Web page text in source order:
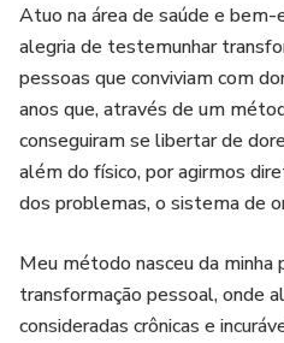
Atuo na área de saúde e
alegria de testemunhar
pessoas que conviviam com
anos que, através de um
conseguiram se libertar de
além do físico, por agirmos
dos problemas, o sistema de
Meu método nasceu da minha
transformação pessoal, onde
consideradas crônicas e